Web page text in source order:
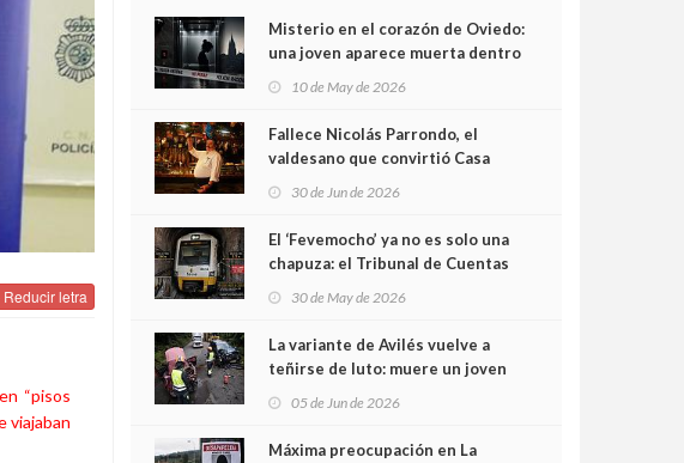
Reducir letra
“pisos
viajaban
Misterio en el corazón de Oviedo:
una joven aparece muerta dentro
cámaras captan sus últimos
minutos
10 de May de 2026
Fallece Nicolás Parrondo, el
valdesano que convirtió Casa
30 de Jun de 2026
El ‘Fevemocho’ ya no es solo una
chapuza: el Tribunal de Cuentas
sobrecoste de los trenes que no
cabían por los túneles
30 de May de 2026
La variante de Avilés vuelve a
teñirse de luto: muere un joven
05 de Jun de 2026
Máxima preocupación en La